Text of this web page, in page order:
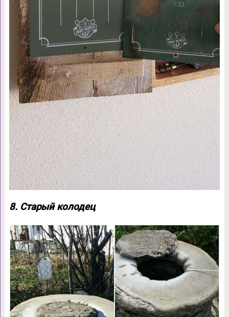
8. Старый колодец